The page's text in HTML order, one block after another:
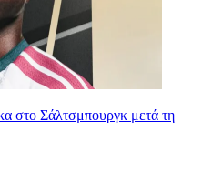
στο Σάλτσμπουργκ μετά τη